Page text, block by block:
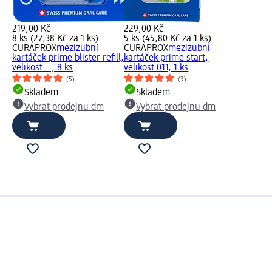
219,00 Kč
8 ks (27,38 Kč za 1 ks)
CURAPROXmezizubní
kartáček prime blister refill,
velikost..., 8 ks
(5)
Skladem
Vybrat prodejnu dm
229,00 Kč
5 ks (45,80 Kč za 1 ks)
CURAPROXmezizubní
kartáček prime start,
velikost 011, 1 ks
(3)
Skladem
Vybrat prodejnu dm